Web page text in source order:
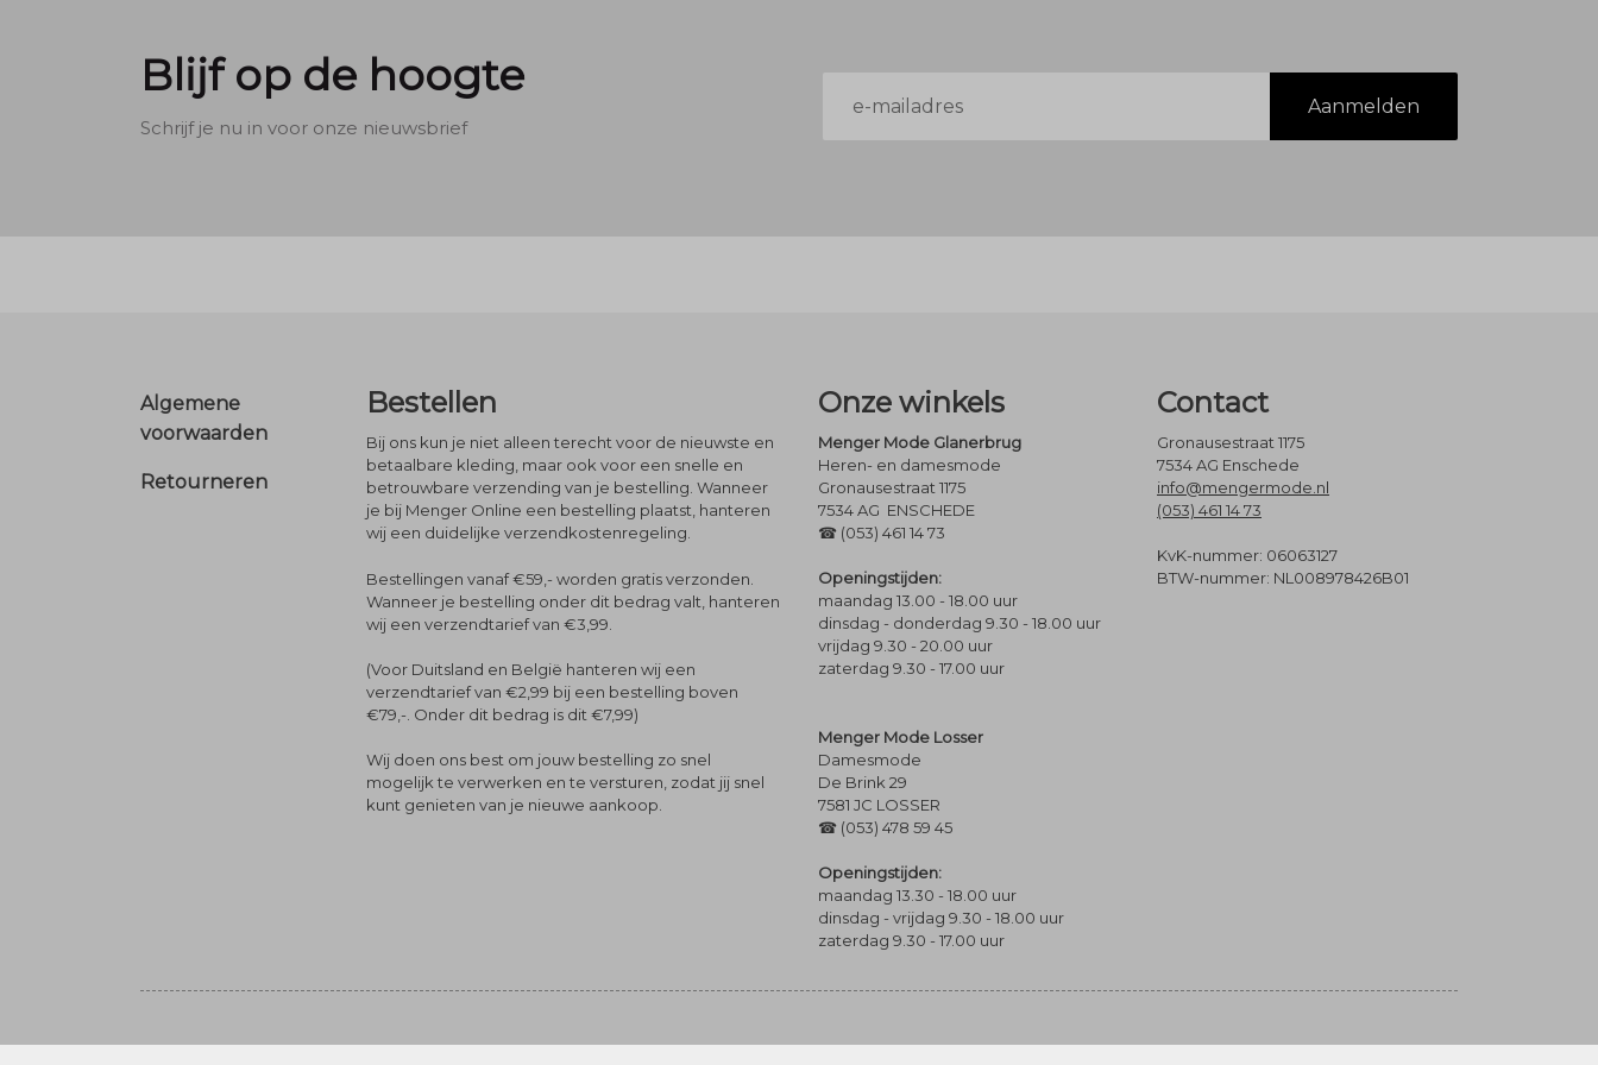
Blijf op de hoogte
Schrijf je nu in voor onze nieuwsbrief
mailadres
Aanmelden
Footer
Algemene
voorwaarden
Retourneren
Bestellen
Bij ons kun je niet alleen terecht voor de nieuwste en
betaalbare kleding, maar ook voor een snelle en
betrouwbare verzending van je bestelling. Wanneer
je bij Menger Online een bestelling plaatst, hanteren
wij een duidelijke verzendkostenregeling.
Bestellingen vanaf €59,- worden gratis verzonden.
Wanneer je bestelling onder dit bedrag valt, hanteren
wij een verzendtarief van €3,99.
(Voor Duitsland en België hanteren wij een
verzendtarief van €2,99 bij een bestelling boven
€79,-. Onder dit bedrag is dit €7,99)
Wij doen ons best om jouw bestelling zo snel
mogelijk te verwerken en te versturen, zodat jij snel
kunt genieten van je nieuwe aankoop.
Onze winkels
Menger Mode Glanerbrug
Heren- en damesmode
Gronausestraat 1175
7534 AG ENSCHEDE
☎ (053) 461 14 73
Openingstijden:
maandag 13.00 - 18.00 uur
dinsdag - donderdag 9.30 - 18.00 uur
vrijdag 9.30 - 20.00 uur
zaterdag 9.30 - 17.00 uur
Menger Mode Losser
Damesmode
De Brink 29
7581 JC LOSSER
☎ (053) 478 59 45
Openingstijden:
maandag 13.30 - 18.00 uur
dinsdag - vrijdag 9.30 - 18.00 uur
zaterdag 9.30 - 17.00 uur
Contact
Gronausestraat 1175
7534 AG Enschede
info@mengermode.nl
(053) 461 14 73
KvK-nummer: 06063127
BTW-nummer: NL008978426B01